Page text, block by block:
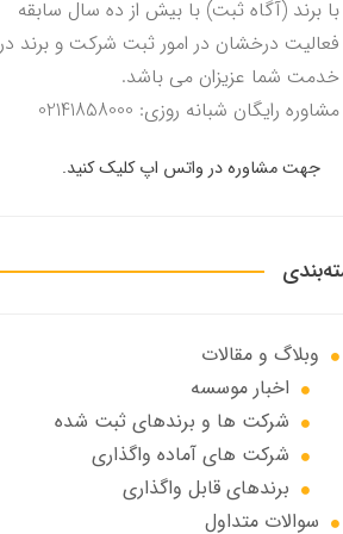
با برند (آگاه ثبت) با بیش از ده سال سابقه
فعالیت درخشان در امور ثبت شرکت و برند در
خدمت شما عزیزان می باشد.
مشاوره رایگان شبانه روزی: 02141858000
جهت مشاوره در واتس اپ کلیک کنید.
وبلاگ و مقالات
اخبار موسسه
شرکت ها و برندهای ثبت شده
شرکت های آماده واگذاری
برندهای قابل واگذاری
سوالات متداول